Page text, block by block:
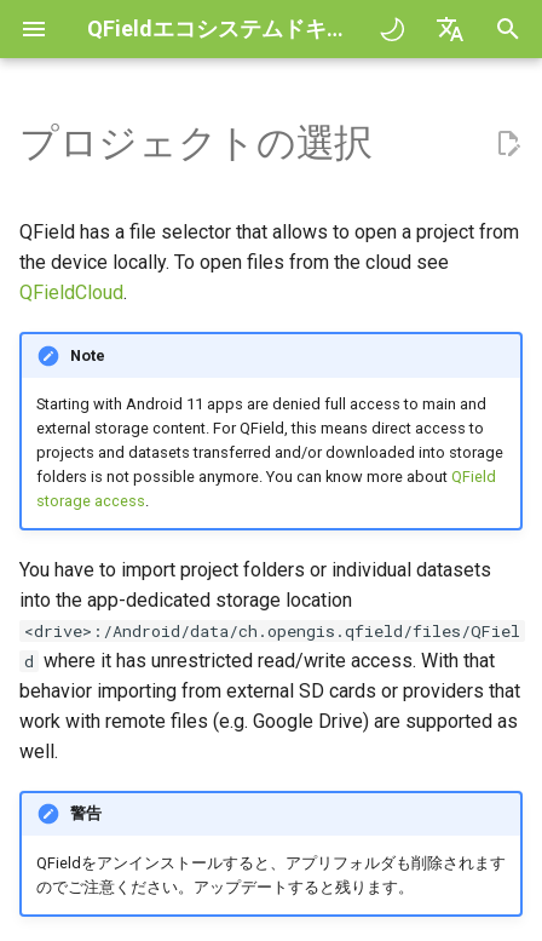
QFieldエコシステムドキュメント
日本語
Finnish
Romanian
を
期
化
Principles
チュートリアル
QFieldCloud
QFieldSync
サンプルプロジェクト
Need help?
Support the QField project
Translation contribution
ライセンス
F＆Q
ローカルプロジェクトをイン
フォルダまたはZIPアーカ
イブからプロジェクトをイ
データセットのインポート
お気に入りのディレクトリ
Set Default Project
Project
Basemap Loading Logic
変更されたプロジェクトやデ
ータセットを取得する
Create new project in QField
Simple attribute form
configuration
ストレージ
Data Source and project paths
PostgreSQL databases
地図の操作
計測ツール
検索バー
マップのスタイリング
マップテーマ
Map decorations
ブックマーク
Digitize and edit
PDFに印刷する
Processing algorithms
All about GPS, GNSS and
Geofencing
トラッキング
外部ルーティング
COGO Framework -
3D Map view
スタンドアロン・データセッ
ト
センサー
テンポラル・フィルタリング
Variables
ライブ・デフォルト値
Shared datasets
プラグイン
Multilingual project support
QFieldCloud ワークフロー
プロジェクト
アクセス許可
ジョブ
シークレット
技術仕様
REST API
System documentation
Self-Hosting QFieldCloud
QFieldCloud Django
プラグイン
サポート対象のデータフォー
マット
EXIF data
Expression variables
Improving efficiencies in
Geologic mapping
鳥類の繁殖状況をマッピング
マラリアを感染させる蚊のデ
ータ収集
地方給水システムのデータ収
集
Vanilla surveys
Heritage impact assessment
プロジェクトの選択
QField has a file selector that allows to open a project from
the device locally. To open files from the cloud see
QFieldCloud.
Note
Starting with Android 11 apps are denied full access to main and
external storage content. For QField, this means direct access to
projects and datasets transferred and/or downloaded into storage
folders is not possible anymore. You can know more about QField
storage access.
You have to import project folders or individual datasets
into the app-dedicated storage location
<drive>:/Android/data/ch.opengis.qfield/files/QFiel
d where it has unrestricted read/write access. With that
behavior importing from external SD cards or providers that
work with remote files (e.g. Google Drive) are supported as
well.
警告
QFieldをアンインストールすると、アプリフォルダも削除されます
のでご注意ください。アップデートすると残ります。